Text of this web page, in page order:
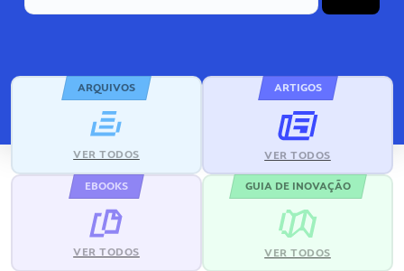
ARQUIVOS
VER TODOS
ARTIGOS
VER TODOS
EBOOKS
VER TODOS
GUIA DE INOVAÇÃO
VER TODOS